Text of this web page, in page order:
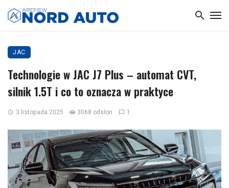
JAC
Technologie w JAC J7 Plus – automat CVT,
silnik 1.5T i co to oznacza w praktyce
3 listopada 2025 3068 odsłon 1